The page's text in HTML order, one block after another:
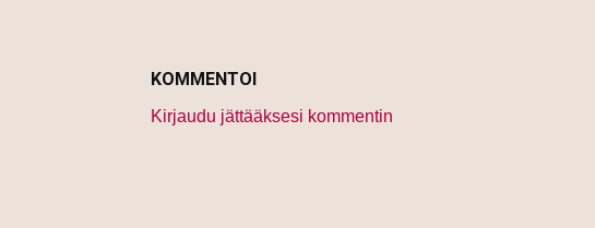
KOMMENTOI
Kirjaudu jättääksesi kommentin